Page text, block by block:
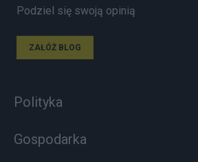
Podziel się swoją opinią
ZAŁÓŻ BLOG
Polityka
Gospodarka